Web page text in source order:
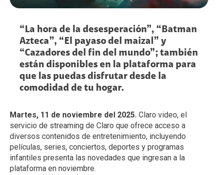
“La hora de la desesperación”, “Batman
Azteca”, “El payaso del maizal” y
“Cazadores del fin del mundo”; también
están disponibles en la plataforma para
que las puedas disfrutar desde la
comodidad de tu hogar.
Martes, 11 de noviembre del 2025. Claro video, el
servicio de streaming de Claro que ofrece acceso a
diversos contenidos de entretenimiento, incluyendo
películas, series, conciertos, deportes y programas
infantiles presenta las novedades que ingresan a la
plataforma en noviembre.